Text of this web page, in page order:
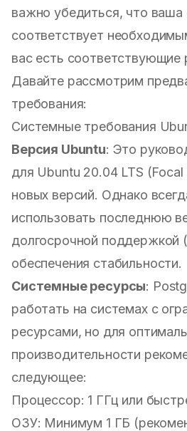
важно убедиться, что ваша
соответствует
вас есть соответствующие
Давайте рассмотрим
требования:
Системные требования
Версия Ubuntu: Это
для Ubuntu 20.04 LTS (Focal
новых версий. Однако
использовать последнюю
долгосрочной поддержкой
обеспечения стабильности.
Системные ресурсы:
работать на системах с
ресурсами, но для
производительности
следующее:
Процессор: 1 ГГц или
ОЗУ: Минимум 1 ГБ